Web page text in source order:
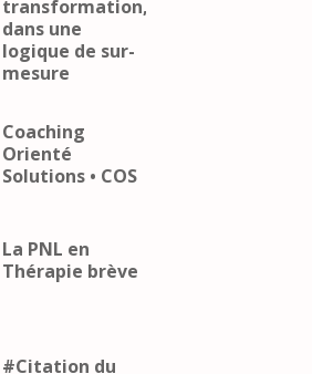
transformation,
dans une
logique de sur-
mesure
Coaching
Orienté
Solutions • COS
La PNL en
Thérapie brève
#Citation du